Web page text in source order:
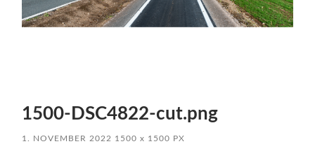
1500-DSC4822-cut.png
1. NOVEMBER 2022 1500x 1500 PX